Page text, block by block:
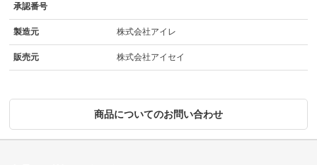
承認番号
製造元 株式会社アイレ
販売元 株式会社アイセイ
商品についてのお問い合わせ